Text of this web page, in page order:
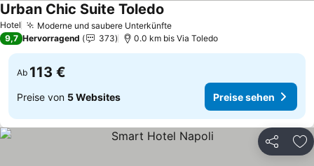
Hotel Moderne und saubere Unterkünfte
Urban Chic Suite Toledo
9,7 Hervorragend 373 0.0 km bis Via Toledo
Ab 113 €
Preise von 5 Websites Preise sehen
Teilen